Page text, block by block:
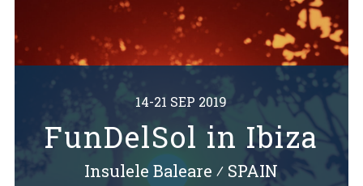
14-21 SEP 2019
FunDelSol in Ibiza
Insulele Baleare ⁄ SPAIN